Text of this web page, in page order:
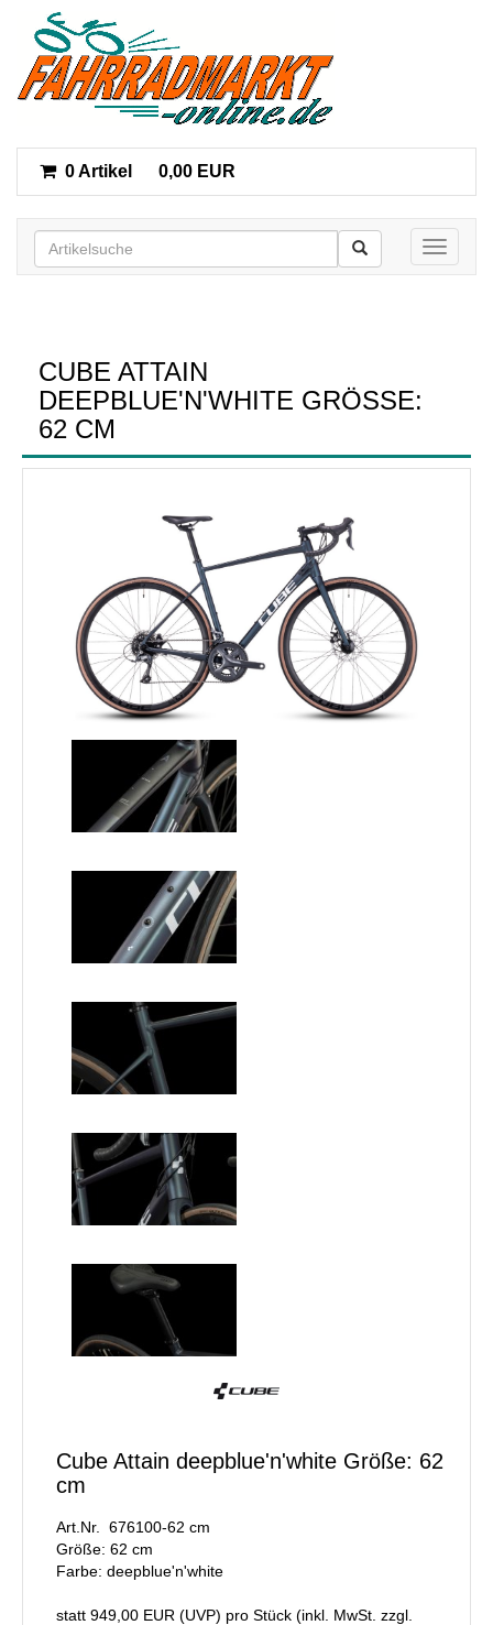
0 Artikel 0,00 EUR
Toggle
CUBE ATTAIN
DEEPBLUE'N'WHITE GRÖSSE: 6
2 CM
Cube Attain deepblue'n'white Größe: 62
cm
Art.Nr. 676100-62 cm
Größe: 62 cm
Farbe: deepblue'n'white
statt 949,00 EUR (UVP) pro Stück (inkl. MwSt. zzgl.